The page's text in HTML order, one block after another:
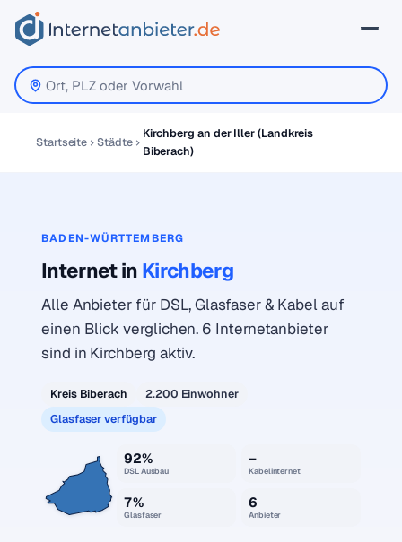
Startseite Städte
Kirchberg an der Iller (Landkreis
Biberach)
BADEN-WÜRTTEMBERG
Internet in Kirchberg
Alle Anbieter für DSL, Glasfaser & Kabel auf
einen Blick verglichen. 6 Internetanbieter
sind in Kirchberg aktiv.
Kreis Biberach
2.200 Einwohner
Glasfaser verfügbar
92%
DSL Ausbau
–
Kabelinternet
7%
Glasfaser
6
Anbieter